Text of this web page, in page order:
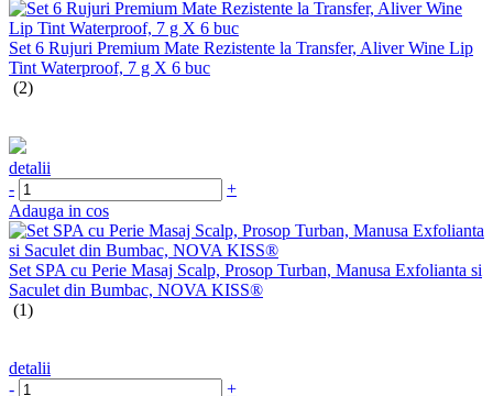
Set 6 Rujuri Premium Mate Rezistente la Transfer, Aliver Wine Lip
Tint Waterproof, 7 g X 6 buc
(2)
detalii
-
+
Adauga in cos
Set SPA cu Perie Masaj Scalp, Prosop Turban, Manusa Exfolianta si
Saculet din Bumbac, NOVA KISS®
(1)
detalii
-
+